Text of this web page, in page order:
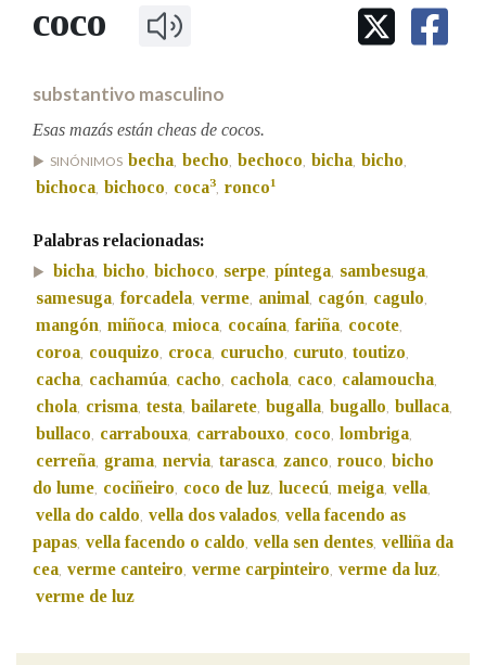
IDENTIDADE CORPORATIVA
MARCIAL DEL ADALID
FIGURAS HOMENAXEADAS
PRIMAVERA DAS LETRAS
PORTAL DAS PALABRAS
Facebook
TwitterYoutubeInstagram
Bluesky
BUSCAR NOS LEMAS
Remata por
Contén
BUSCAR NO CONTIDO
Nas definicións
Nos exemplos
Na fraseoloxía
coco
substantivo masculino
Esas mazás están cheas de cocos.
SINÓNIMOS becha, becho, bechoco, bicha, bicho,
bichoca, bichoco, coca3, ronco1
Palabras relacionadas:
bicha, bicho, bichoco, serpe, píntega, sambesuga,
samesuga, forcadela, verme, animal, cagón, cagulo,
mangón, miñoca, mioca, cocaína, fariña, cocote,
coroa, couquizo, croca, curucho, curuto, toutizo,
cacha, cachamúa, cacho, cachola, caco, calamoucha,
chola, crisma, testa, bailarete, bugalla, bugallo, bullaca,
bullaco, carrabouxa, carrabouxo, coco, lombriga,
cerreña, grama, nervia, tarasca, zanco, rouco, bicho
do lume, cociñeiro, coco de luz, lucecú, meiga, vella,
vella do caldo, vella dos valados, vella facendo as
papas, vella facendo o caldo, vella sen dentes, velliña da
cea, verme canteiro, verme carpinteiro, verme da luz,
verme de luz